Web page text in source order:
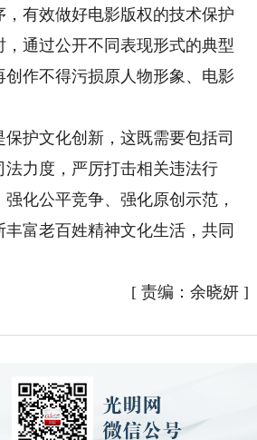
有效做好电影版权的技术保护
通过公开不同表现形式的典型
作不得污损原人物形象、电影
护文化创新，这既需要包括司
力度，严厉打击相关违法行
化公平竞争、强化原创示范，
富老百姓精神文化生活，共同
[ 责编：余晓妍]